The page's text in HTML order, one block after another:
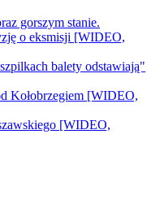
gorszym stanie.
o eksmisji [WIDEO,
balety odstawiają"
Kołobrzegiem [WIDEO,
[WIDEO,